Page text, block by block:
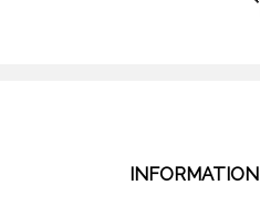
INFORMATION